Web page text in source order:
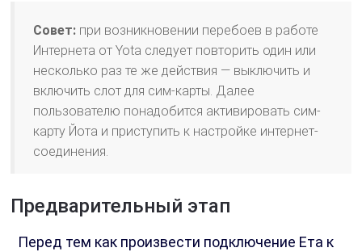
Совет: при возникновении перебоев в работе
Интернета от Yota следует повторить один или
несколько раз те же действия — выключить и
включить слот для сим-карты. Далее
пользователю понадобится активировать сим-
карту Йота и приступить к настройке интернет-
соединения.
Предварительный этап
Перед тем как произвести подключение Ета к